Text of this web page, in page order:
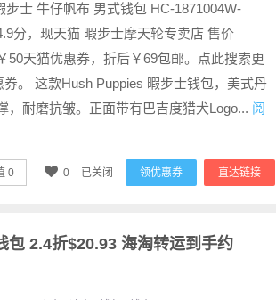
步士 牛仔帆布 男式钱包 HC-1871004W-
分，现天猫 暇步士摩天轮专卖店 售价
50天猫优惠券，折后￥69包邮。点此搜索更
券。 这款Hush Puppies 暇步士钱包，美式丹
，耐磨抗皱。正面带有巴吉度猎犬Logo... 阅
直达链接
领优惠券
0 0 已关闭
2.4折$20.93 海淘转运到手约